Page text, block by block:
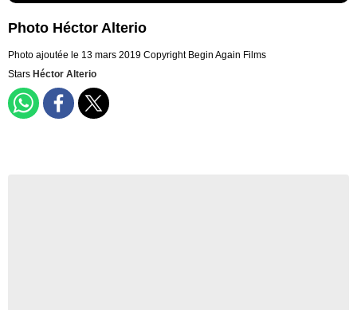
Photo Héctor Alterio
Photo ajoutée le 13 mars 2019 Copyright Begin Again Films
Stars Héctor Alterio